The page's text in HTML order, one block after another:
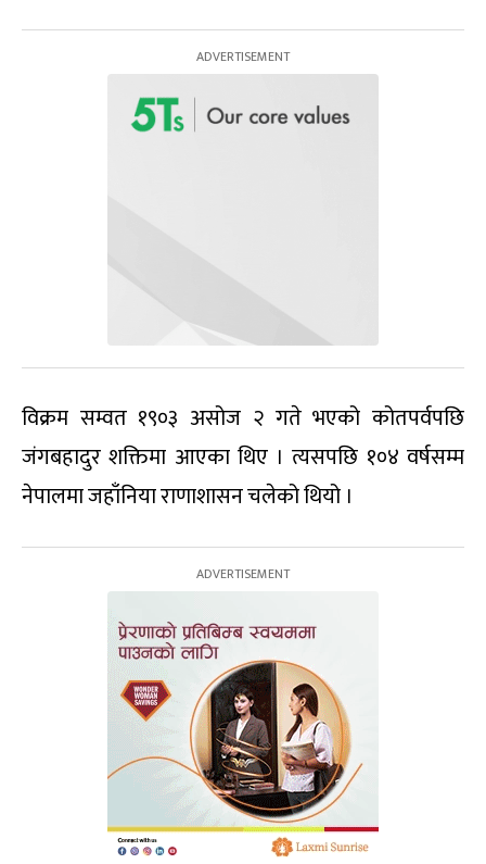
विक्रम सम्वत १९०३ असोज २ गते भएको कोतपर्वपछि
जंगबहादुर शक्तिमा आएका थिए । त्यसपछि १०४ वर्षसम्म
नेपालमा जहाँनिया राणाशासन चलेको थियो ।